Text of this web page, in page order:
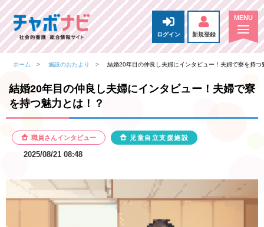
ログイン 新規登録
ホーム 施設のおたより 結婚20年目の仲良し夫婦にインタビュー！夫婦で寮を持つ
結婚20年目の仲良し夫婦にインタビュー！夫婦で寮
を持つ魅力とは！？
職員さんインタビュー 児童自立支援施設
2025/08/21 08:48